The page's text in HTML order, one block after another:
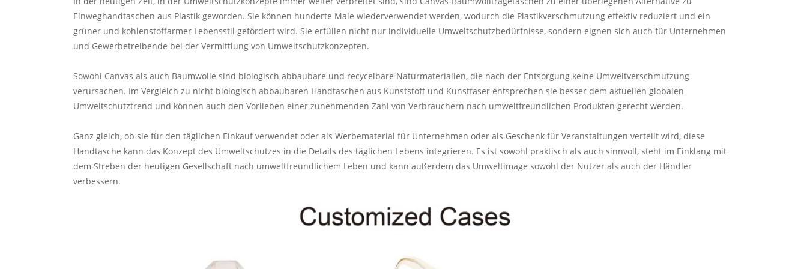
Einweghandtaschen aus Plastik geworden. Sie können hunderte Male wiederverwendet werden, wodurch die Plastikverschmutzung effektiv reduziert und ein
grüner und kohlenstoffarmer Lebensstil gefördert wird. Sie erfüllen nicht nur individuelle Umweltschutzbedürfnisse, sondern eignen sich auch für Unternehmen
und Gewerbetreibende bei der Vermittlung von Umweltschutzkonzepten.
Sowohl Canvas als auch Baumwolle sind biologisch abbaubare und recycelbare Naturmaterialien, die nach der Entsorgung keine Umweltverschmutzung
verursachen. Im Vergleich zu nicht biologisch abbaubaren Handtaschen aus Kunststoff und Kunstfaser entsprechen sie besser dem aktuellen globalen
Umweltschutztrend und können auch den Vorlieben einer zunehmenden Zahl von Verbrauchern nach umweltfreundlichen Produkten gerecht werden.
Ganz gleich, ob sie für den täglichen Einkauf verwendet oder als Werbematerial für Unternehmen oder als Geschenk für Veranstaltungen verteilt wird, diese
Handtasche kann das Konzept des Umweltschutzes in die Details des täglichen Lebens integrieren. Es ist sowohl praktisch als auch sinnvoll, steht im Einklang mit
dem Streben der heutigen Gesellschaft nach umweltfreundlichem Leben und kann außerdem das Umweltimage sowohl der Nutzer als auch der Händler
verbessern.